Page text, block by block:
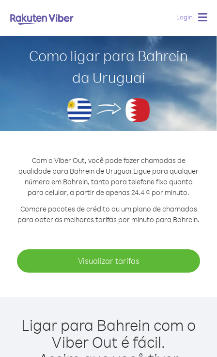
Login
Como ligar para Bahrein
da Uruguai
Com o Viber Out, você pode fazer chamadas de
qualidade para Bahrein de Uruguai.Ligue para qualquer
número em Bahrein, tanto para telefone fixo quanto
para celular, a partir de apenas 24.4 ¢ por minuto.
Compre pacotes de crédito ou um plano de chamadas
para obter as melhores tarifas por minuto para Bahrein.
Visualizar tarifas
Ligar para Bahrein com o
Viber Out é fácil.